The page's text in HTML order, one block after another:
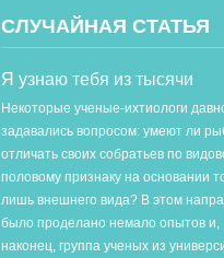
СЛУЧАЙНАЯ СТАТЬЯ
Я узнаю тебя из тысячи
Некоторые ученые-ихтиологи
задавались вопросом: умеют ли
отличать своих собратьев по
половому признаку на основании
лишь внешнего вида? В этом
было проделано немало опытов и,
наконец, группа ученых из